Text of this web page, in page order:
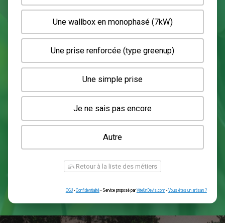
Quel type de borne souhaitez-
installer ?
Une wallbox en triphasé (22kW)
Une wallbox en monophasé (7kW)
Une prise renforcée (type greenup)
Une simple prise
Je ne sais pas encore